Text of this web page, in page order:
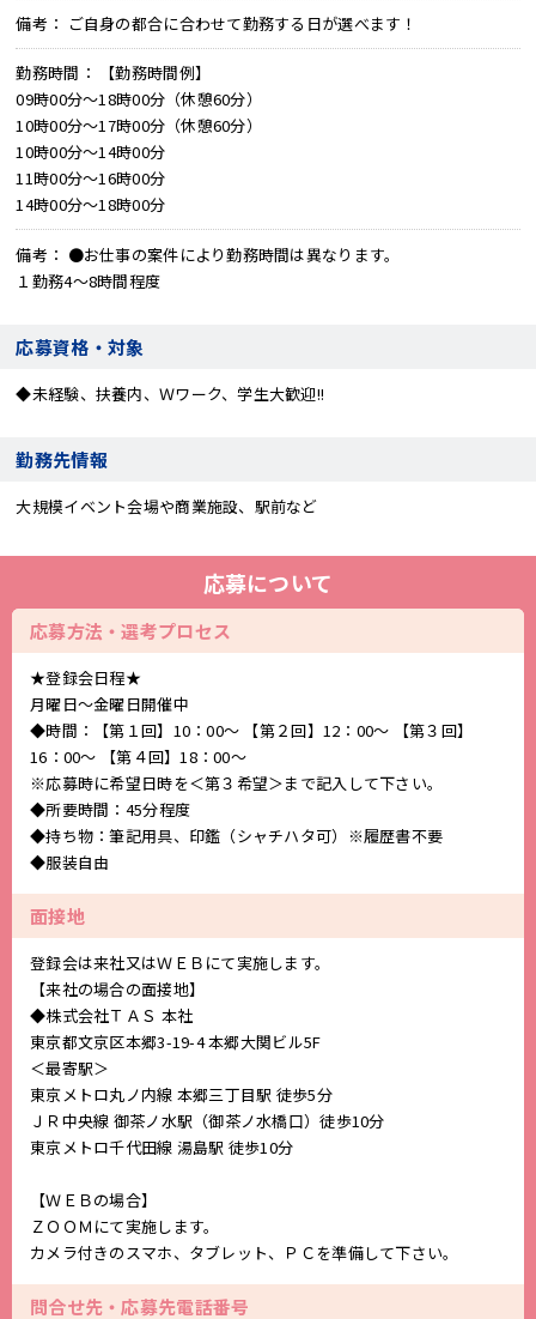
備考 ご自身の都合に合わせて勤務する日が選べます！
勤務時間
【勤務時間例】
09時00分～18時00分（休憩60分）
10時00分～17時00分（休憩60分）
10時00分～14時00分
11時00分～16時00分
14時00分～18時00分
備考
●お仕事の案件により勤務時間は異なります。
１勤務4～8時間程度
応募資格・対象
◆未経験、扶養内、Ｗワーク、学生大歓迎!!
勤務先情報
大規模イベント会場や商業施設、駅前など
応募について
応募方法・選考プロセス
★登録会日程★
月曜日～金曜日開催中
◆時間：【第１回】10：00～ 【第２回】12：00～ 【第３回】
16：00～ 【第４回】18：00～
※応募時に希望日時を＜第３希望＞まで記入して下さい。
◆所要時間：45分程度
◆持ち物：筆記用具、印鑑（シャチハタ可）※履歴書不要
◆服装自由
面接地
登録会は来社又はＷＥＢにて実施します。
【来社の場合の面接地】
◆株式会社ＴＡＳ 本社
東京都文京区本郷3-19-4 本郷大関ビル5F
＜最寄駅＞
東京メトロ丸ノ内線 本郷三丁目駅 徒歩5分
ＪＲ中央線 御茶ノ水駅（御茶ノ水橋口）徒歩10分
東京メトロ千代田線 湯島駅 徒歩10分
【ＷＥＢの場合】
ＺＯＯＭにて実施します。
カメラ付きのスマホ、タブレット、ＰＣを準備して下さい。
問合せ先・応募先電話番号